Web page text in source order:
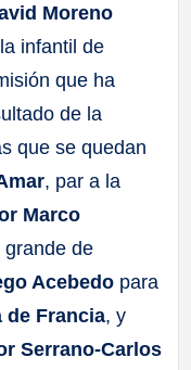
Moreno
infantil de
que ha
de la
que se quedan
, par a la
Marco
grande de
Acebedo para
de Francia, y
Serrano-Carlos